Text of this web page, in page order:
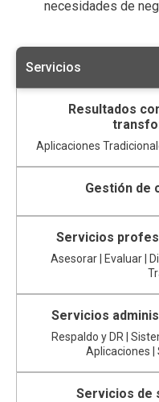
necesidades de
Servicios
Resultados
Aplicaciones
Gestión de
Servicios
Asesorar | Evaluar |
Servicios
Respaldo y DR |
Aplicaciones |
Servicios de